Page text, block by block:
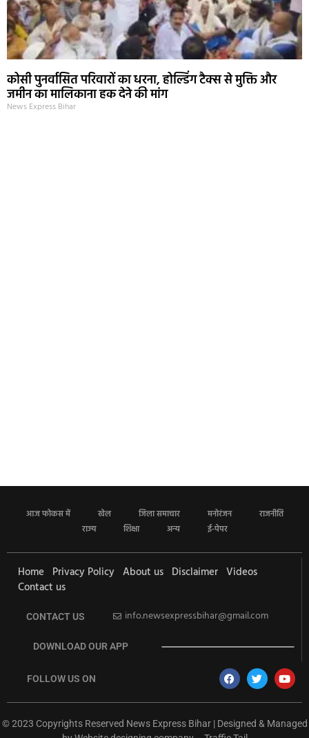
कोसी पुनर्वासित परिवारों का धरना, होल्डिंग टैक्स से मुक्ति और
जमीन का मालिकाना हक देने की मांग
News Express Bihar
आज फोकस में खेल जिला समाचार मनोरंजन
राजनीति
राज्य
शिक्षा अन्य ई-पेपर
Home Privacy Policy About us Disclaimer Videos
Contact us
CONTACT US info.newsexpressbihar@gmail.com
DOWNLOAD OUR APP
FOLLOW US ON
© 2023 Copyrights Reserved News Express Bihar | Designed & Managed